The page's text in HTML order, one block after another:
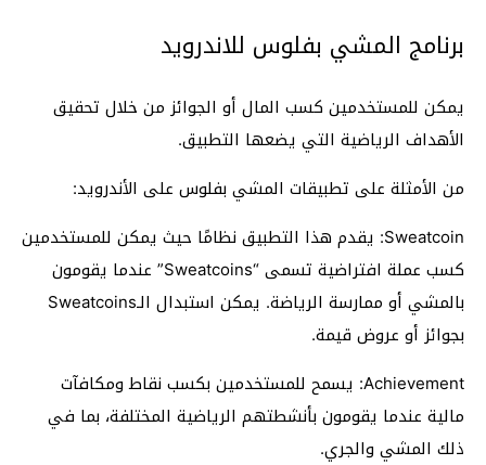
برنامج المشي بفلوس للاندرويد
يمكن للمستخدمين كسب المال أو الجوائز من خلال تحقيق
الأهداف الرياضية التي يضعها التطبيق.
من الأمثلة على تطبيقات المشي بفلوس على الأندرويد:
Sweatcoin: يقدم هذا التطبيق نظامًا حيث يمكن للمستخدمين
كسب عملة افتراضية تسمى “Sweatcoins” عندما يقومون
بالمشي أو ممارسة الرياضة. يمكن استبدال الـSweatcoins
بجوائز أو عروض قيمة.
Achievement: يسمح للمستخدمين بكسب نقاط ومكافآت
مالية عندما يقومون بأنشطتهم الرياضية المختلفة، بما في
ذلك المشي والجري.